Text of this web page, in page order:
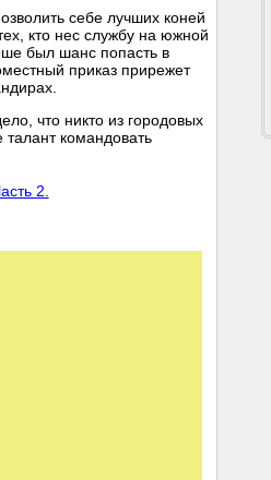
себе лучших коней
кто нес службу на южной
был шанс попасть в
приказ прирежет
что никто из городовых
командовать
2.